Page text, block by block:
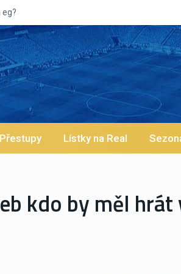
Přestupy Lístky na Real
kdo by měl hrát